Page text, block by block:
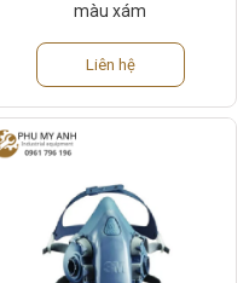
màu xám
Liên hệ